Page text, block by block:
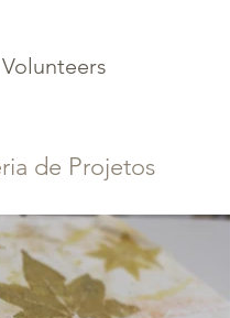
Volunteers
de Projetos